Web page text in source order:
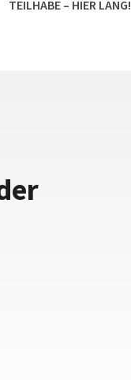
TEILHABE – HIER LANG!